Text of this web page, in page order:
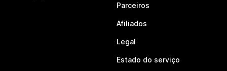
Parceiros
Afiliados
Legal
Estado do serviço